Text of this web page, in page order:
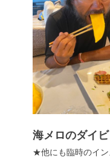
海メロのダイ
★他にも臨時のイン